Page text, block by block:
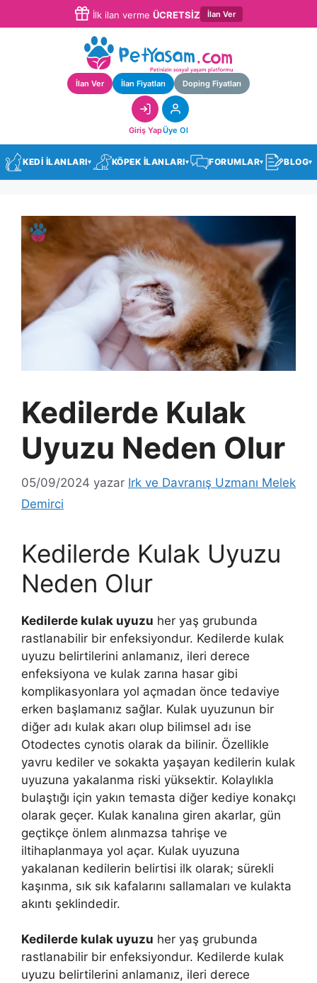
İlk ilan verme ÜCRETSİZ İlan Ver
İlan Ver İlan Fiyatları Doping Fiyatları
Giriş YapÜye Ol
KEDİ İLANLARI▾ KÖPEK İLANLARI▾ FORUMLAR▾ BLOG▾
Kedilerde Kulak
Uyuzu Neden Olur
05/09/2024 yazar Irk ve Davranış Uzmanı Melek
Demirci
Kedilerde Kulak Uyuzu
Neden Olur
Kedilerde kulak uyuzu her yaş grubunda
rastlanabilir bir enfeksiyondur. Kedilerde kulak
uyuzu belirtilerini anlamanız, ileri derece
enfeksiyona ve kulak zarına hasar gibi
komplikasyonlara yol açmadan önce tedaviye
erken başlamanız sağlar. Kulak uyuzunun bir
diğer adı kulak akarı olup bilimsel adı ise
Otodectes cynotis olarak da bilinir. Özellikle
yavru kediler ve sokakta yaşayan kedilerin kulak
uyuzuna yakalanma riski yüksektir. Kolaylıkla
bulaştığı için yakın temasta diğer kediye konakçı
olarak geçer. Kulak kanalına giren akarlar, gün
geçtikçe önlem alınmazsa tahrişe ve
iltihaplanmaya yol açar. Kulak uyuzuna
yakalanan kedilerin belirtisi ilk olarak; sürekli
kaşınma, sık sık kafalarını sallamaları ve kulakta
akıntı şeklindedir.
Kedilerde kulak uyuzu her yaş grubunda
rastlanabilir bir enfeksiyondur. Kedilerde kulak
uyuzu belirtilerini anlamanız, ileri derece